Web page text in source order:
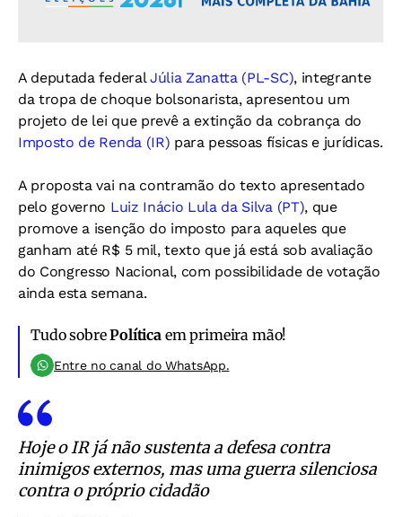
A deputada federalJúlia Zanatta (PL-SC), integrante
da tropa de choque bolsonarista, apresentou um
projeto de lei que prevê a extinção da cobrança do
Imposto de Renda (IR) para pessoas físicas e jurídicas.
A proposta vai na contramão do texto apresentado
pelo governo Luiz Inácio Lula da Silva (PT), que
promove a isenção do imposto para aqueles que
ganham até R$ 5 mil, texto que já está sob avaliação
do Congresso Nacional, com possibilidade de votação
ainda esta semana.
Tudo sobrePolíticaem primeira mão!
Entre no canal do WhatsApp.
Hoje o IR já não sustenta a defesa contra
inimigos externos, mas uma guerra silenciosa
contra o próprio cidadão